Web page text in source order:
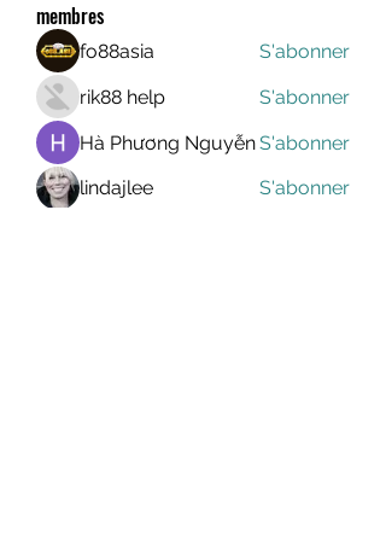
membres
fo88asia
S'abonner
rik88 help
S'abonner
Hà Phương NguyễnS'abonner
lindajlee
S'abonner